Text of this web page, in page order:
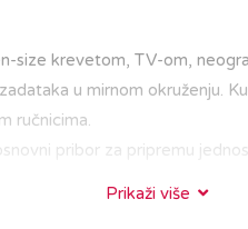
size krevetom, TV-om,
u mirnom okruženju.
ručnicima.
pribor za pripremu
Prikaži više